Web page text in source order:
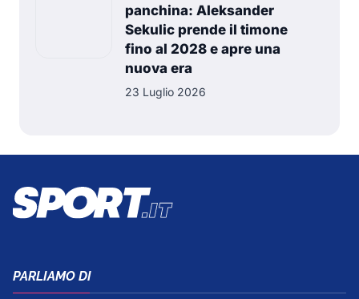
panchina: Aleksander
Sekulic prende il timone
fino al 2028 e apre una
nuova era
23 Luglio 2026
PARLIAMO DI